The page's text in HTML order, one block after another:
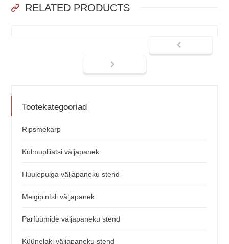
RELATED PRODUCTS
Tootekategooriad
Ripsmekarp
Kulmupliiatsi väljapanek
Huulepulga väljapaneku stend
Meigipintsli väljapanek
Parfüümide väljapaneku stend
Küünelaki väljapaneku stend